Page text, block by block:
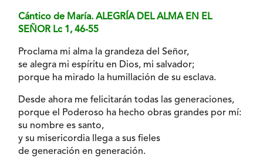
Cántico de María. ALEGRÍA DEL ALMA EN EL
SEÑOR Lc 1, 46-55
Proclama mi alma la grandeza del Señor,
se alegra mi espíritu en Dios, mi salvador;
porque ha mirado la humillación de su esclava.
Desde ahora me felicitarán todas las generaciones,
porque el Poderoso ha hecho obras grandes por mí:
su nombre es santo,
y su misericordia llega a sus fieles
de generación en generación.